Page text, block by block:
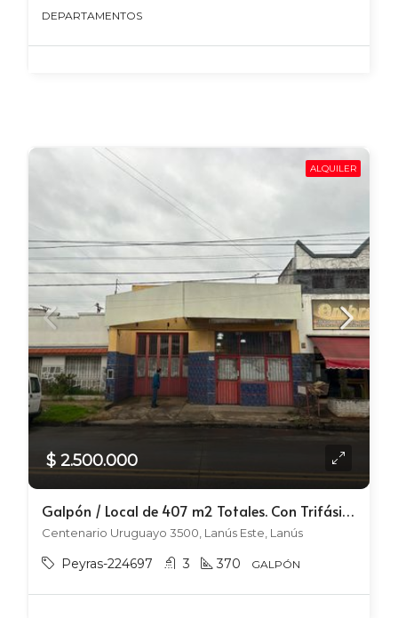
DEPARTAMENTOS
ALQUILER
$ 2.500.000
Galpón / Local de 407 m2 Totales. Con Trifásica.
Centenario Uruguayo 3500, Lanús Este, Lanús
Peyras-224697 3 370 GALPÓN